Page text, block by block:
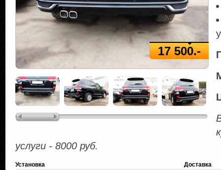
17 500.-
услуги - 8000 руб.
Установка
Доставка